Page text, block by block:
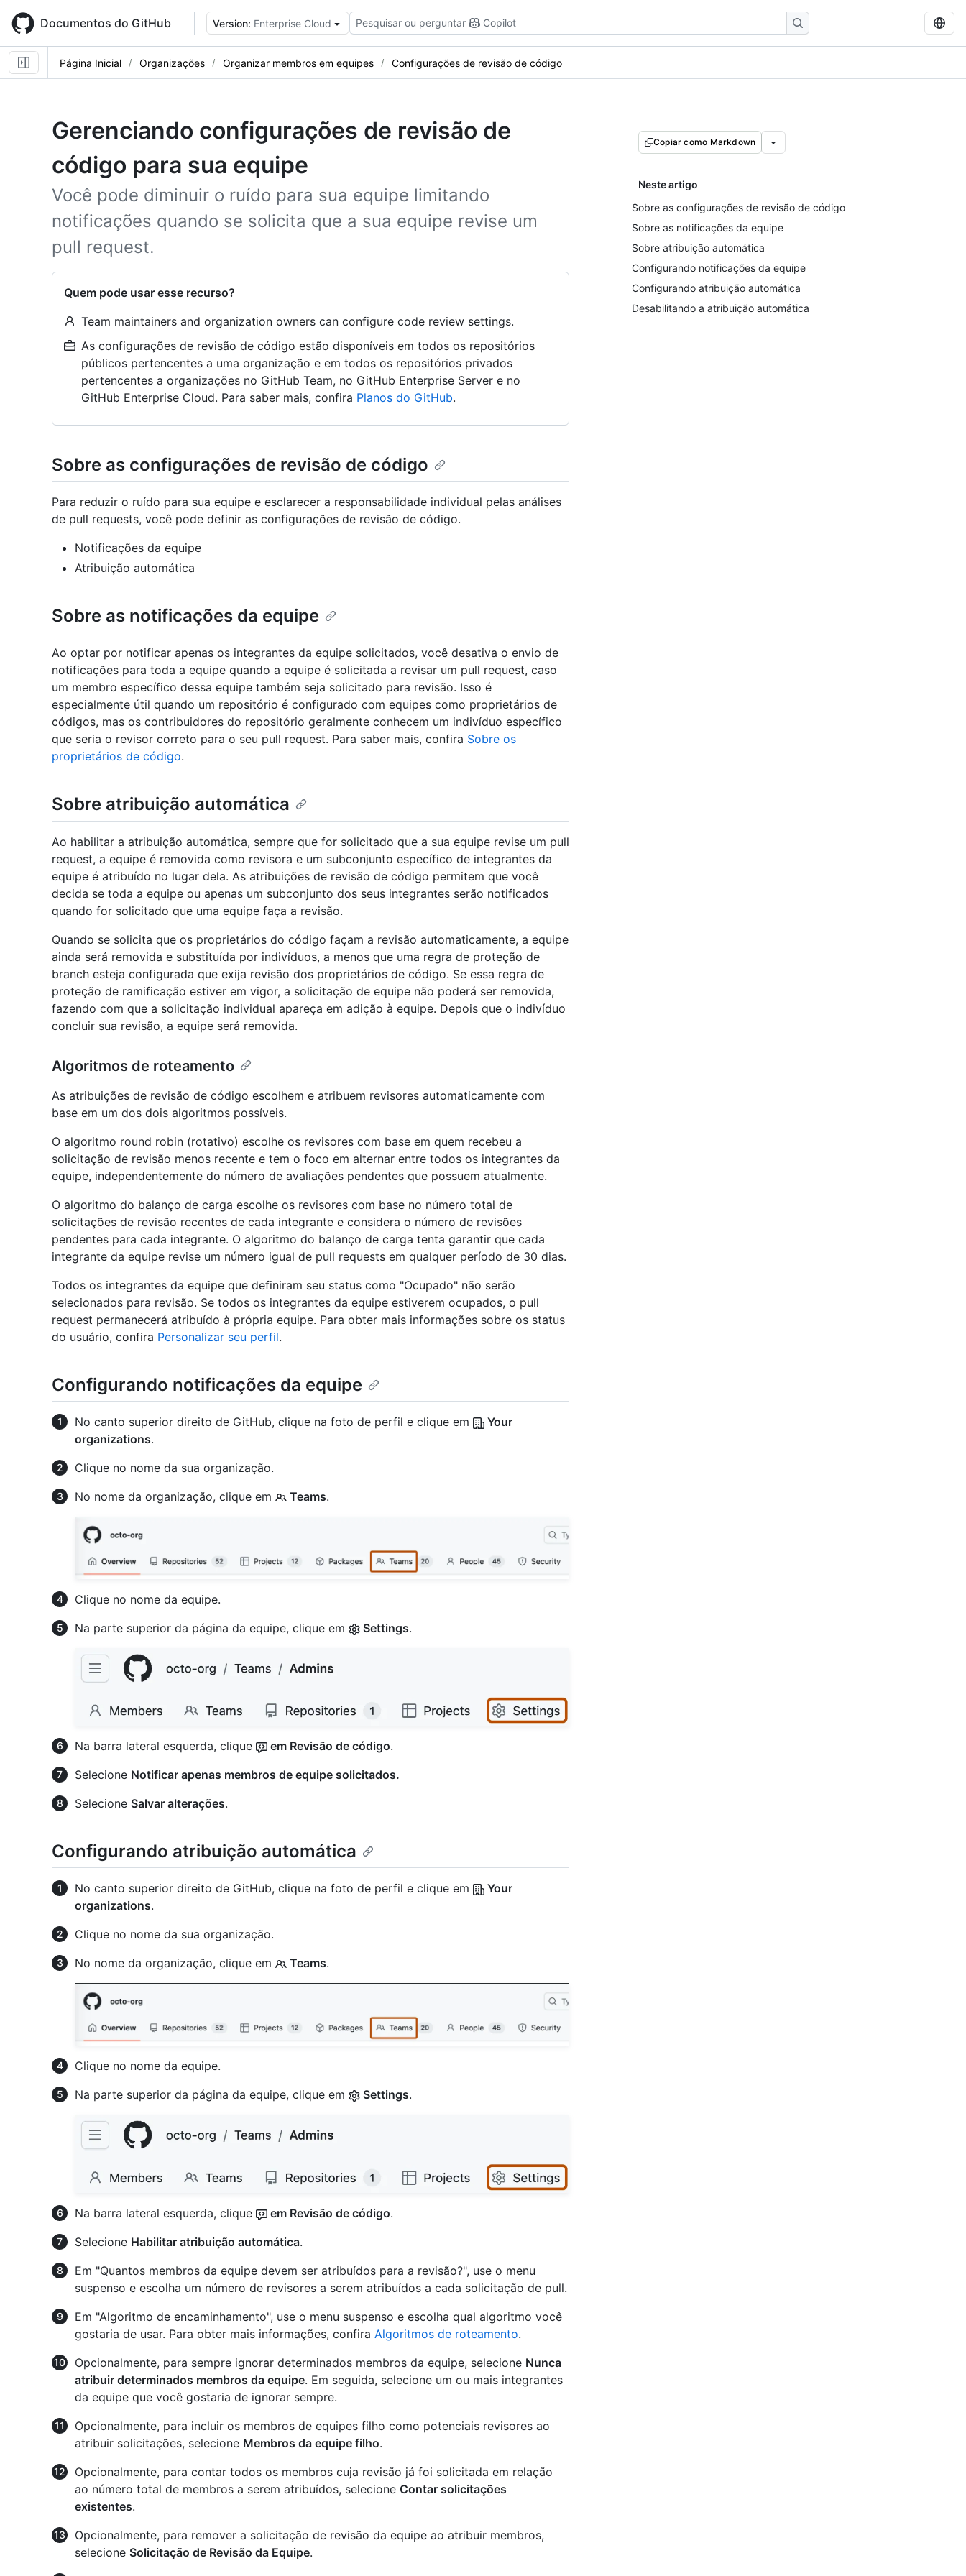
main
content
Documentos do GitHub Version: Enterprise Cloud Pesquisar ou perguntar Copilot
Página Inicial Organizações Organizar membros em equipes Configurações de revisão de código
Gerenciando configurações de revisão de
código para sua equipe
Você pode diminuir o ruído para sua equipe limitando
notificações quando se solicita que a sua equipe revise um
pull request.
Quem pode usar esse recurso?
Team maintainers and organization owners can configure code review settings.
As configurações de revisão de código estão disponíveis em todos os repositórios
públicos pertencentes a uma organização e em todos os repositórios privados
pertencentes a organizações no GitHub Team, no GitHub Enterprise Server e no
GitHub Enterprise Cloud. Para saber mais, confira Planos do GitHub.
Copiar como Markdown
Neste artigo
Sobre as configurações de revisão de código
Sobre as notificações da equipe
Sobre atribuição automática
Configurando notificações da equipe
Configurando atribuição automática
Desabilitando a atribuição automática
Sobre as configurações de revisão de código
Para reduzir o ruído para sua equipe e esclarecer a responsabilidade individual pelas análises
de pull requests, você pode definir as configurações de revisão de código.
Notificações da equipe
Atribuição automática
Sobre as notificações da equipe
Ao optar por notificar apenas os integrantes da equipe solicitados, você desativa o envio de
notificações para toda a equipe quando a equipe é solicitada a revisar um pull request, caso
um membro específico dessa equipe também seja solicitado para revisão. Isso é
especialmente útil quando um repositório é configurado com equipes como proprietários de
códigos, mas os contribuidores do repositório geralmente conhecem um indivíduo específico
que seria o revisor correto para o seu pull request. Para saber mais, confira Sobre os
proprietários de código.
Sobre atribuição automática
Ao habilitar a atribuição automática, sempre que for solicitado que a sua equipe revise um pull
request, a equipe é removida como revisora e um subconjunto específico de integrantes da
equipe é atribuído no lugar dela. As atribuições de revisão de código permitem que você
decida se toda a equipe ou apenas um subconjunto dos seus integrantes serão notificados
quando for solicitado que uma equipe faça a revisão.
Quando se solicita que os proprietários do código façam a revisão automaticamente, a equipe
ainda será removida e substituída por indivíduos, a menos que uma regra de proteção de
branch esteja configurada que exija revisão dos proprietários de código. Se essa regra de
proteção de ramificação estiver em vigor, a solicitação de equipe não poderá ser removida,
fazendo com que a solicitação individual apareça em adição à equipe. Depois que o indivíduo
concluir sua revisão, a equipe será removida.
Algoritmos de roteamento
As atribuições de revisão de código escolhem e atribuem revisores automaticamente com
base em um dos dois algoritmos possíveis.
O algoritmo round robin (rotativo) escolhe os revisores com base em quem recebeu a
solicitação de revisão menos recente e tem o foco em alternar entre todos os integrantes da
equipe, independentemente do número de avaliações pendentes que possuem atualmente.
O algoritmo do balanço de carga escolhe os revisores com base no número total de
solicitações de revisão recentes de cada integrante e considera o número de revisões
pendentes para cada integrante. O algoritmo do balanço de carga tenta garantir que cada
integrante da equipe revise um número igual de pull requests em qualquer período de 30 dias.
Todos os integrantes da equipe que definiram seu status como "Ocupado" não serão
selecionados para revisão. Se todos os integrantes da equipe estiverem ocupados, o pull
request permanecerá atribuído à própria equipe. Para obter mais informações sobre os status
do usuário, confira Personalizar seu perfil.
Configurando notificações da equipe
No canto superior direito de GitHub, clique na foto de perfil e clique em
Your
organizations.
Clique no nome da sua organização.
No nome da organização, clique em
Teams.
Clique no nome da equipe.
Na parte superior da página da equipe, clique em
Settings.
Na barra lateral esquerda, clique em Revisão de código.
Selecione Notificar apenas membros de equipe solicitados.
Selecione Salvar alterações.
Configurando atribuição automática
No canto superior direito de GitHub, clique na foto de perfil e clique em
Your
organizations.
Clique no nome da sua organização.
No nome da organização, clique em
Teams.
Clique no nome da equipe.
Na parte superior da página da equipe, clique em
Settings.
Na barra lateral esquerda, clique em Revisão de código.
Selecione Habilitar atribuição automática.
Em "Quantos membros da equipe devem ser atribuídos para a revisão?", use o menu
suspenso e escolha um número de revisores a serem atribuídos a cada solicitação de pull.
Em "Algoritmo de encaminhamento", use o menu suspenso e escolha qual algoritmo você
gostaria de usar. Para obter mais informações, confira Algoritmos de roteamento.
Opcionalmente, para sempre ignorar determinados membros da equipe, selecione Nunca
atribuir determinados membros da equipe. Em seguida, selecione um ou mais integrantes
da equipe que você gostaria de ignorar sempre.
Opcionalmente, para incluir os membros de equipes filho como potenciais revisores ao
atribuir solicitações, selecione Membros da equipe filho.
Opcionalmente, para contar todos os membros cuja revisão já foi solicitada em relação
ao número total de membros a serem atribuídos, selecione Contar solicitações
existentes.
Opcionalmente, para remover a solicitação de revisão da equipe ao atribuir membros,
selecione Solicitação de Revisão da Equipe.